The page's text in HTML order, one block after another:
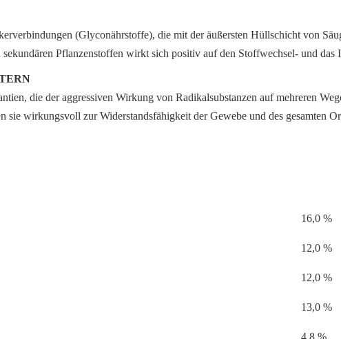
(Glyconährstoffe), die mit der äußersten Hüllschicht von
Pflanzenstoffen wirkt sich positiv auf den Stoffwechsel- und das
die der aggressiven Wirkung von Radikalsubstanzen auf mehreren
sie wirkungsvoll zur Widerstandsfähigkeit der Gewebe und des gesamten
16,0 %
12,0 %
12,0 %
13,0 %
4,8 %